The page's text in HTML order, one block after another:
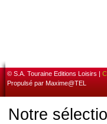
© S.A. Touraine Editions Loisirs |
Propulsé par Maxime@TEL
Notre